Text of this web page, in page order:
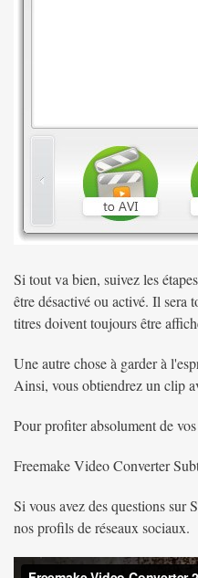
Si tout va bien, suivez les
être désactivé ou activé. Il sera
titres doivent toujours être
Une autre chose à garder à
Ainsi, vous obtiendrez un clip
Pour profiter absolument de
Freemake Video Converter
Si vous avez des questions sur
nos profils de réseaux sociaux.